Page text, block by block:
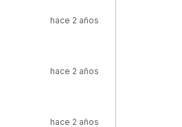
hace 2 años
hace 2 años
hace 2 años